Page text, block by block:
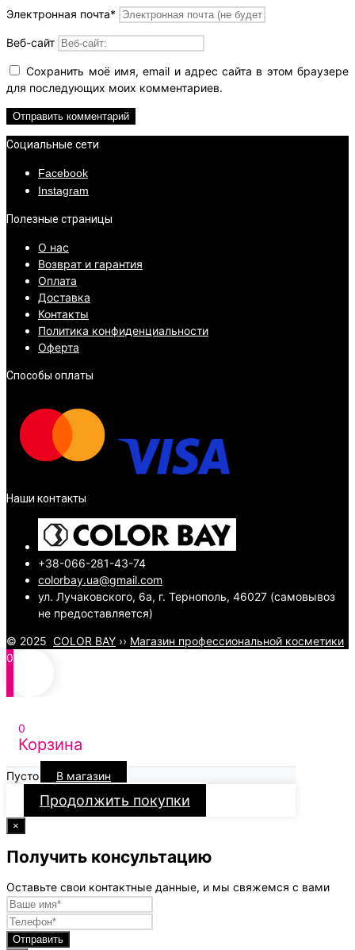
Электронная почта*
Веб-сайт
Сохранить моё имя, email и адрес сайта в этом браузере
для последующих моих комментариев.
Социальные сети
Facebook
Instagram
Полезные страницы
О нас
Возврат и гарантия
Оплата
Доставка
Контакты
Политика конфиденциальности
Оферта
Способы оплаты
Наши контакты
+38-066-281-43-74
colorbay.ua@gmail.com
ул. Лучаковского, 6а, г. Тернополь, 46027 (самовывоз
не предоставляется)
© 2025 COLOR BAY ›› Магазин профессиональной косметики
0
0
Корзина
Пусто В магазин
Продолжить покупки
×
Получить консультацию
Оставьте свои контактные данные, и мы свяжемся с вами
Отправить